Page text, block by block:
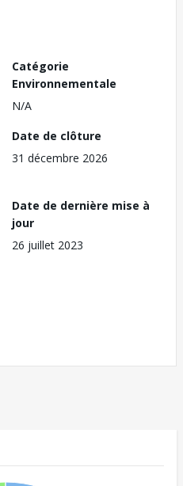
Catégorie
Environnementale
N/A
Date de clôture
31 décembre 2026
Date de dernière mise à
jour
26 juillet 2023